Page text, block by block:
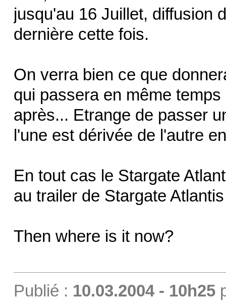
jusqu'au 16 Juillet, diffusion
dernière cette fois.
On verra bien ce que
qui passera en même
après... Etrange de passer
l'une est dérivée de l'autre
En tout cas le Stargate
au trailer de Stargate
Then where is it now?
Publié : 10.03.2004 - 10h25